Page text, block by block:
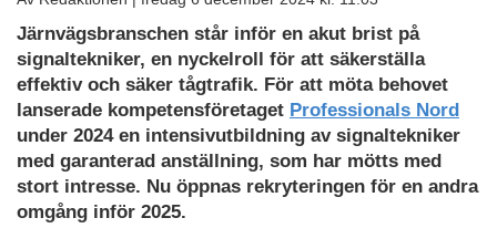
Järnvägsbranschen står inför en akut brist på
signaltekniker, en nyckelroll för att säkerställa
effektiv och säker tågtrafik. För att möta behovet
lanserade kompetensföretaget Professionals Nord
under 2024 en intensivutbildning av signaltekniker
med garanterad anställning, som har mötts med
stort intresse. Nu öppnas rekryteringen för en andra
omgång inför 2025.